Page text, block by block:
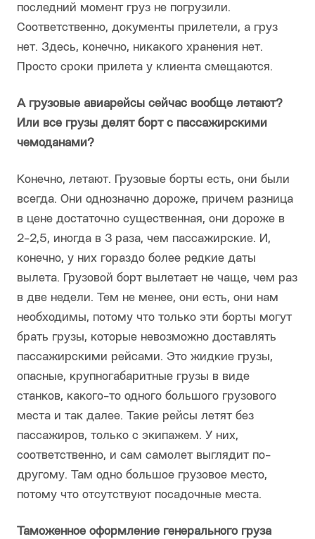
последний момент груз не погрузили.
Соответственно, документы прилетели, а груз
нет. Здесь, конечно, никакого хранения нет.
Просто сроки прилета у клиента смещаются.
А грузовые авиарейсы сейчас вообще летают?
Или все грузы делят борт с пассажирскими
чемоданами?
Конечно, летают. Грузовые борты есть, они были
всегда. Они однозначно дороже, причем разница
в цене достаточно существенная, они дороже в
2-2,5, иногда в 3 раза, чем пассажирские. И,
конечно, у них гораздо более редкие даты
вылета. Грузовой борт вылетает не чаще, чем раз
в две недели. Тем не менее, они есть, они нам
необходимы, потому что только эти борты могут
брать грузы, которые невозможно доставлять
пассажирскими рейсами. Это жидкие грузы,
опасные, крупногабаритные грузы в виде
станков, какого-то одного большого грузового
места и так далее. Такие рейсы летят без
пассажиров, только с экипажем. У них,
соответственно, и сам самолет выглядит по-
другому. Там одно большое грузовое место,
потому что отсутствуют посадочные места.
Таможенное оформление генерального груза